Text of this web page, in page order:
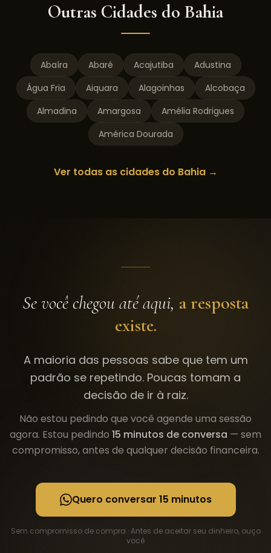
Outras Cidades do Bahia
Abaíra Abaré Acajutiba
Adustina
Água Fria
Aiquara Alagoinhas
Alcobaça
Almadina
Amargosa
Amélia Rodrigues
América Dourada
Ver todas as cidades do Bahia→
Se você chegou até aqui, a resposta
existe.
A maioria das pessoas sabe que tem um
padrão se repetindo. Poucas tomam a
decisão de ir à raiz.
Não estou pedindo que você agende uma sessão
agora. Estou pedindo 15 minutos de conversa — sem
compromisso, antes de qualquer decisão financeira.
Quero conversar 15 minutos
Sem compromisso de compra · Antes de aceitar seu dinheiro, ouço
você